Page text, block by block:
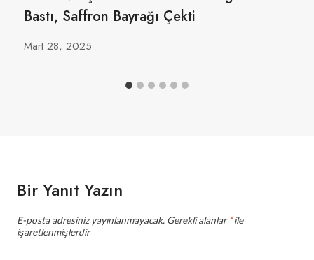
Bastı, Saffron Bayrağı Çekti
Mart 28, 2025
Bir Yanıt Yazın
E-posta adresiniz yayınlanmayacak. Gerekli alanlar*ile
işaretlenmişlerdir